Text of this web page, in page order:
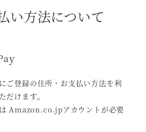
い方法について
登録の住所・お支払い方法を利
だけます。
Amazon.co.jpアカウントが必要